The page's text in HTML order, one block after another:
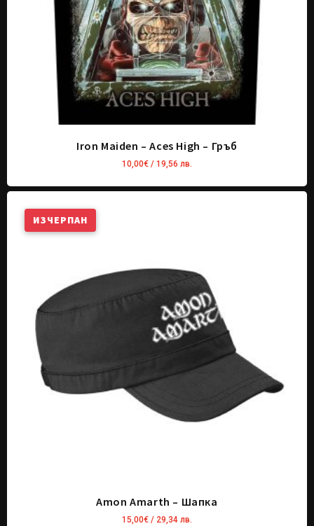
Iron Maiden – Aces High – Гръб
10,00€ / 19,56 лв.
ИЗЧЕРПАН
Amon Amarth – Шапка
15,00€ / 29,34 лв.